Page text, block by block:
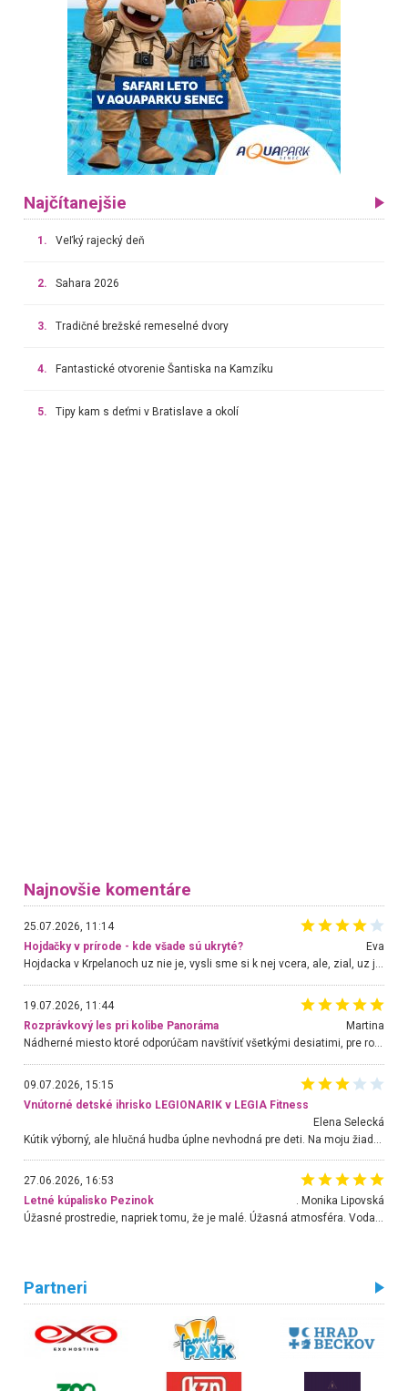
Najčítanejšie
1. Veľký rajecký deň
2. Sahara 2026
3. Tradičné brežské remeselné dvory
4. Fantastické otvorenie Šantiska na Kamzíku
5. Tipy kam s deťmi v Bratislave a okolí
Najnovšie komentáre
25.07.2026, 11:14
Hojdačky v prírode - kde všade sú ukryté?
Eva
Hojdacka v Krpelanoch uz nie je, vysli sme si k nej vcera, ale, zial, uz je znicena. Ak sem planujete cestu len kvoli hojdacke, mozete si ju usetrit. Krasny vyhlad je tu vsak aj bez hojdacky :-)
19.07.2026, 11:44
Rozprávkový les pri kolibe Panoráma
Martina
Nádherné miesto ktoré odporúčam navštíviť všetkými desiatimi, pre rodiny s deťmi, dôchodcom... Proste a jednoducho ozaj rozprávkový les.. určite ešte prídeme. Odniesli sme si na pamiatku krásne tričká,
09.07.2026, 15:15
Vnútorné detské ihrisko LEGIONARIK v LEGIA Fitness
Elena Selecká
27.06.2026, 16:53
Letné kúpalisko Pezinok
. Monika Lipovská
Úžasné prostredie, napriek tomu, že je malé. Úžasná atmosféra. Voda fantastická a nádherná. Ľudí je pomerne veľa, ale su mili a ohľaduplní. Je veľmi zaujímavé sledovať, ako dokážu spolu športovať cudzí ľudia a bez ohľadu na vek. Vládne tu pohoda. Vnuka neviem dostať z vody. Ďakujem za krásny deň . Urcite sa sem vrátim. Jediný problém je s parkovaním, ale aj ten sa mi podarilo vyriešiť. Monika Bratislava
Partneri